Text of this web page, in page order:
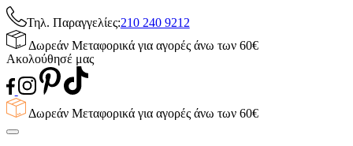
Τηλ. Παραγγελίες:210 240 9212
Δωρεάν Μεταφορικά για αγορές άνω των 60€
Ακολούθησέ μας
Δωρεάν Μεταφορικά για αγορές άνω των 60€